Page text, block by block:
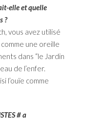
elle et quelle
?
vous avez utilisé
une oreille
dans “le Jardin
de l’enfer.
l’ouïe comme
# a